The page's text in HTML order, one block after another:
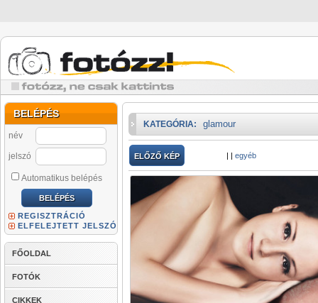
BELÉPÉS
név
jelszó
Automatikus belépés
REGISZTRÁCIÓ
ELFELEJTETT JELSZÓ
FŐOLDAL
FOTÓK
CIKKEK
KATEGÓRIA: glamour
ELŐZŐ KÉP | | egyéb